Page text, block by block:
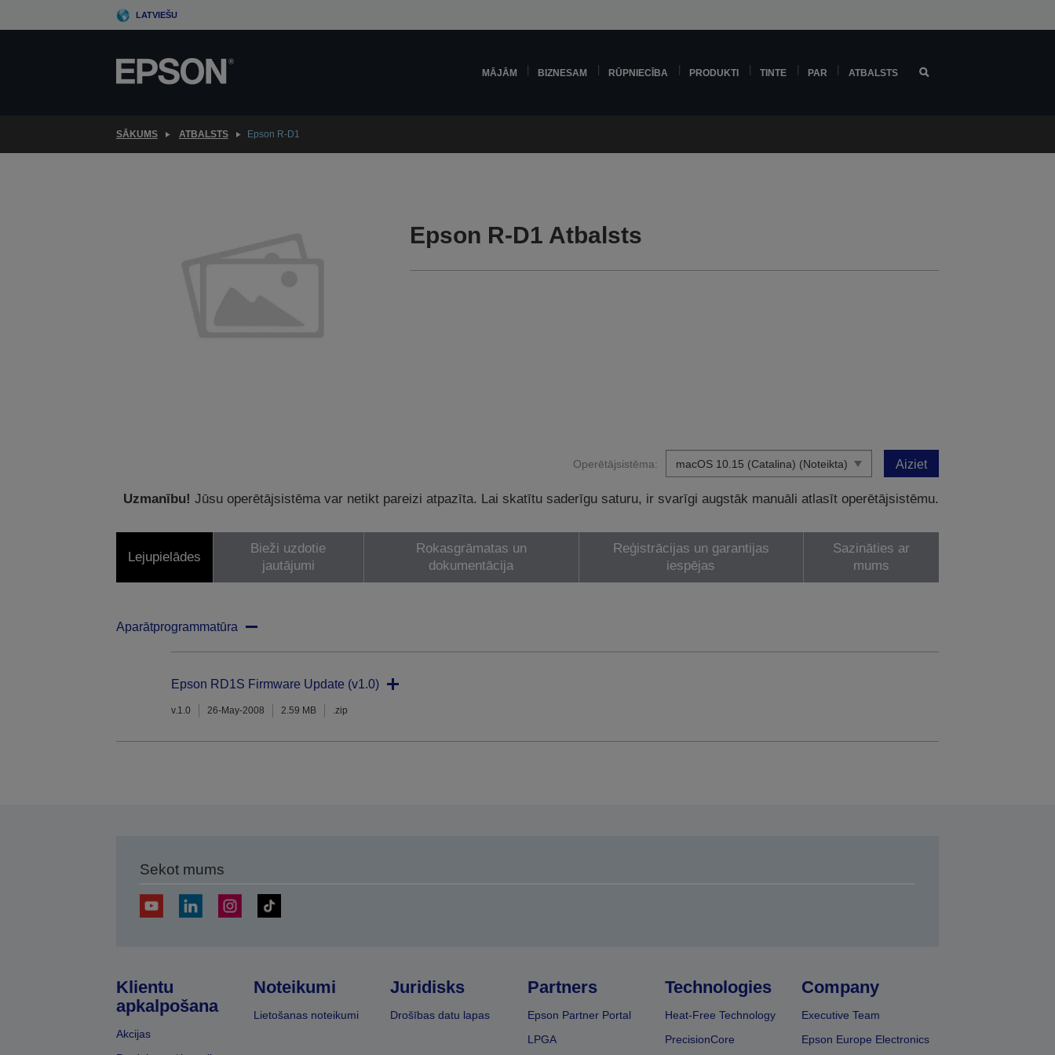
to
LATVIEŠU
MĀJĀM BIZNESAM RŪPNIECĪBA PRODUKTI TINTE PAR ATBALSTS
SĀKUMS ATBALSTS Epson R-D1
Epson R-D1 Atbalsts
Operētājsistēma: Aiziet
Uzmanību! Jūsu operētājsistēma var netikt pareizi atpazīta. Lai skatītu saderīgu saturu, ir svarīgi augstāk manuāli atlasīt operētājsistēmu.
Lejupielādes
Bieži uzdotie
jautājumi
Rokasgrāmatas un
dokumentācija
Reģistrācijas un garantijas
iespējas
Sazināties ar
mums
Aparātprogrammatūra
Epson RD1S Firmware Update (v1.0)
v.1.0 26-May-2008 2.59 MB .zip
Sekot mums
Klientu
apkalpošana
Akcijas
Noteikumi
Lietošanas noteikumi
Juridisks
Drošības datu lapas
Partners
Epson Partner Portal
LPGA
Technologies
Heat-Free Technology
PrecisionCore
Company
Executive Team
Epson Europe Electronics